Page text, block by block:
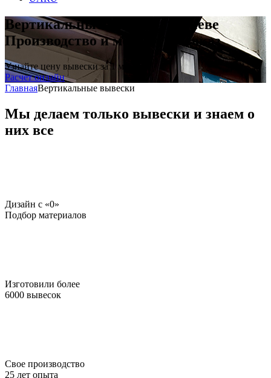
Вертикальные вывески в Киеве
Производство и монтаж на заказ
Узнайте цену вывески за 1 минуту
Расчет онлайн
ГлавнаяВертикальные вывески
Мы делаем только вывески и знаем о
них все
Дизайн c «0»
Подбор материалов
Изготовили более
6000 вывесок
Свое производство
25 лет опыта